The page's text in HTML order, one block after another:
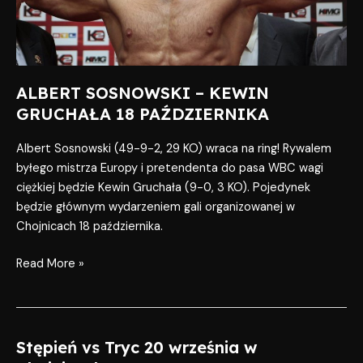
ALBERT SOSNOWSKI – KEWIN
GRUCHAŁA 18 PAŹDZIERNIKA
Albert Sosnowski (49-9-2, 29 KO) wraca na ring! Rywalem
byłego mistrza Europy i pretendenta do pasa WBC wagi
ciężkiej będzie Kewin Gruchała (9-0, 3 KO). Pojedynek
będzie głównym wydarzeniem gali organizowanej w
Chojnicach 18 października.
PAŹDZIERNIKA
Read More »
Stępień vs Tryc 20 września w
Stępień